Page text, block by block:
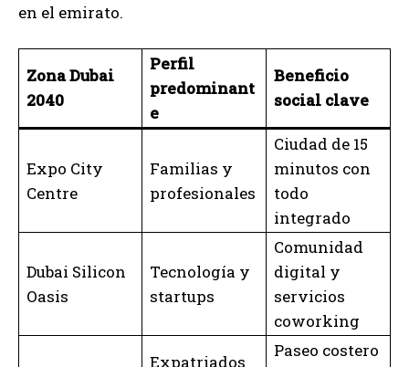
en el emirato.
Zona Dubai
2040
Perfil
predominant
e
Beneficio
social clave
Expo City
Centre
Familias y
profesionales
Ciudad de 15
minutos con
todo
integrado
Dubai Silicon
Oasis
Tecnología y
startups
Comunidad
digital y
servicios
coworking
Expatriados
Paseo costero